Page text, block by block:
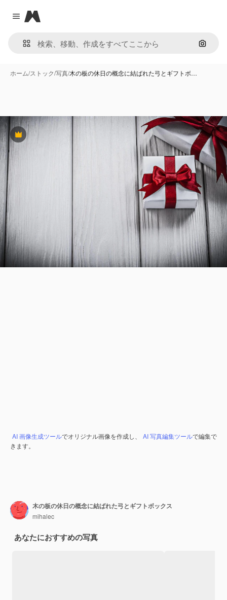
Close menu
Magnific
画像で
ホーム/ストック/写真/木の板の休日の概念に結ばれた弓とギフトボ…
Premium
AI 画像生成ツールでオリジナル画像を作成し、 AI 写真編集ツールで編集で
きます。
木の板の休日の概念に結ばれた弓とギフトボックス
mihalec
あなたにおすすめの写真